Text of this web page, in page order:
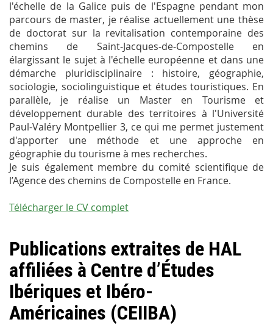
l'échelle de la Galice puis de l'Espagne pendant mon
parcours de master, je réalise actuellement une thèse
de doctorat sur la revitalisation contemporaine des
chemins de Saint-Jacques-de-Compostelle en
élargissant le sujet à l'échelle européenne et dans une
démarche pluridisciplinaire : histoire, géographie,
sociologie, sociolinguistique et études touristiques. En
parallèle, je réalise un Master en Tourisme et
développement durable des territoires à l'Université
Paul-Valéry Montpellier 3, ce qui me permet justement
d'apporter une méthode et une approche en
géographie du tourisme à mes recherches.
Je suis également membre du comité scientifique de
l’Agence des chemins de Compostelle en France.
Télécharger le CV complet
Publications extraites de HAL
affiliées à Centre d’Études
Ibériques et Ibéro-
Américaines (CEIIBA)